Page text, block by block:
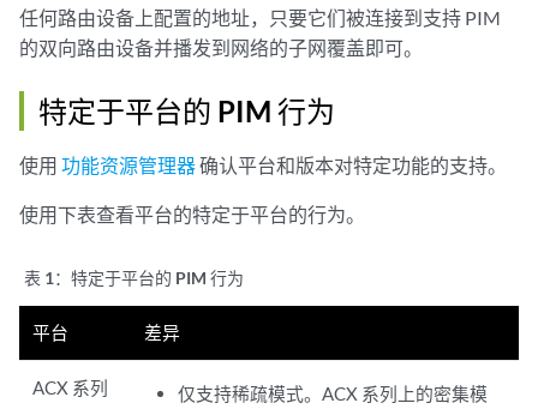
任何路由设备上配置的地址，只要它们被连接到支持 PIM
的双向路由设备并播发到网络的子网覆盖即可。
特定于平台的 PIM 行为
使用 功能资源管理器确认平台和版本对特定功能的支持。
使用下表查看平台的特定于平台的行为。
表 1： 特定于平台的 PIM 行为
平台 差异
ACX 系列
仅支持稀疏模式。ACX 系列上的密集模